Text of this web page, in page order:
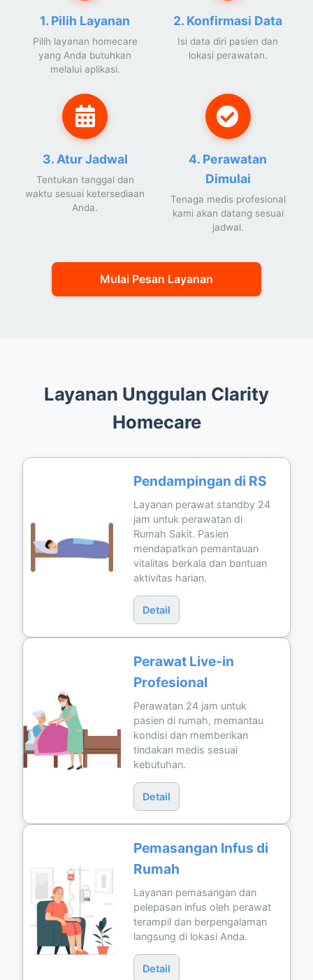
1. Pilih Layanan
Pilih layanan homecare
yang Anda butuhkan
melalui aplikasi.
2. Konfirmasi Data
Isi data diri pasien dan
lokasi perawatan.
3. Atur Jadwal
Tentukan tanggal dan
waktu sesuai ketersediaan
Anda.
4. Perawatan
Dimulai
Tenaga medis profesional
kami akan datang sesuai
jadwal.
Mulai Pesan Layanan
Layanan Unggulan Clarity
Homecare
Pendampingan di RS
Layanan perawat standby 24
jam untuk perawatan di
Rumah Sakit. Pasien
mendapatkan pemantauan
vitalitas berkala dan bantuan
aktivitas harian.
Detail
Perawat Live-in
Profesional
Perawatan 24 jam untuk
pasien di rumah, memantau
kondisi dan memberikan
tindakan medis sesuai
kebutuhan.
Detail
Pemasangan Infus di
Rumah
Layanan pemasangan dan
pelepasan infus oleh perawat
terampil dan berpengalaman
langsung di lokasi Anda.
Detail